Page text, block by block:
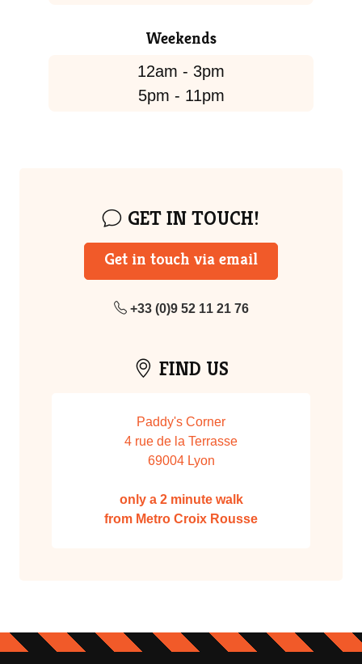
Weekends
12am - 3pm
5pm - 11pm
GET IN TOUCH!
Get in touch via email
+33 (0)9 52 11 21 76
FIND US
Paddy's Corner
4 rue de la Terrasse
69004 Lyon
only a 2 minute walk
from Metro Croix Rousse